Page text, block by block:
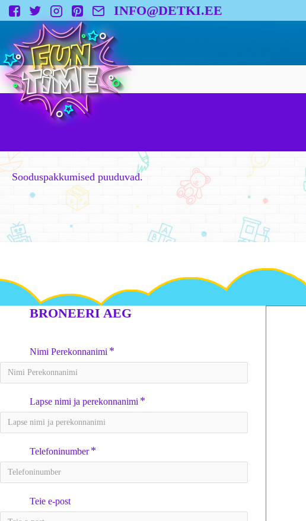
INFO@DETKI.EE
Sooduspakkumised puuduvad.
BRONEERI AEG
Nimi Perekonnanimi
Lapse nimi ja perekonnanimi
Telefoninumber
Teie e-post